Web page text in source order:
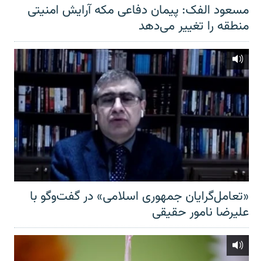
مسعود الفک: پیمان دفاعی مکه آرایش امنیتی
منطقه را تغییر می‌دهد
«تعامل‌گرایان جمهوری اسلامی» در گفت‌وگو با
علیرضا نامور حقیقی